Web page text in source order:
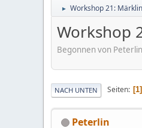
► Workshop 21:
Workshop
Begonnen von
NACH UNTEN Seiten 1
Peterlin